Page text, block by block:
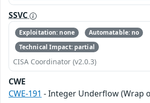
SSVC
Exploitation: none
Automatable: no
Technical Impact: partial
CISA Coordinator (v2.0.3)
CWE
CWE-191 - Integer Underflow (Wrap